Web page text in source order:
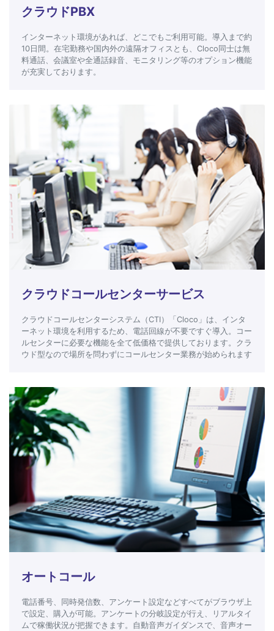
クラウドPBX
インターネット環境があれば、どこでもご利用可能。導入まで約
10日間。在宅勤務や国内外の遠隔オフィスとも、Cloco同士は無
料通話、会議室や全通話録音、モニタリング等のオプション機能
が充実しております。
クラウドコールセンターサービス
クラウドコールセンターシステム（CTI）「Cloco」は、インタ
ーネット環境を利用するため、電話回線が不要ですぐ導入。コー
ルセンターに必要な機能を全て低価格で提供しております。クラ
ウド型なので場所を問わずにコールセンター業務が始められます
オートコール
電話番号、同時発信数、アンケート設定などすべてがブラウザ上
で設定、購入が可能。アンケートの分岐設定が行え、リアルタイ
ムで稼働状況が把握できます。自動音声ガイダンスで、音声オー